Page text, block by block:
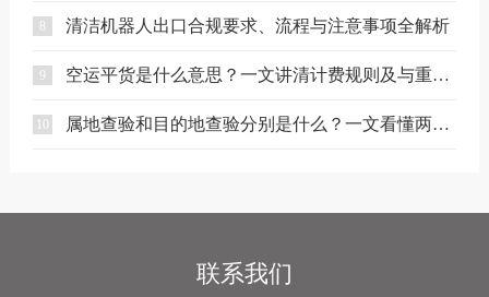
8 清洁机器人出口合规要求、流程与注意事项全解析
9 空运平货是什么意思？一文讲清计费规则及与重货、泡货的区别
10 属地查验和目的地查验分别是什么？一文看懂两者区别
联系我们